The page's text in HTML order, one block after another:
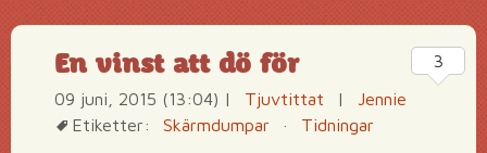
En vinst att dö för
09 juni, 2015 (13:04) | Tjuvtittat |
Jennie
Etiketter:
Skärmdumpar · Tidningar
3